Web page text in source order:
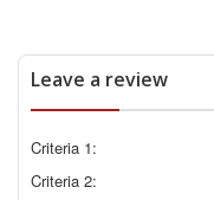
Leave a review
Criteria 1:
Criteria 2: